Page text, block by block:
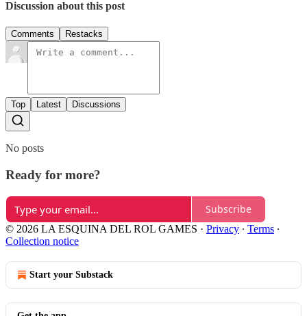
Discussion about this post
Comments Restacks
Top Latest Discussions
No posts
Ready for more?
Subscribe
© 2026 LA ESQUINA DEL ROL GAMES · Privacy ∙ Terms ∙
Collection notice
Start your Substack